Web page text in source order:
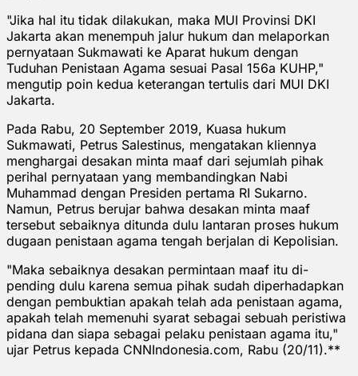
"Jika hal itu tidak dilakukan, maka MUI Provinsi DKI
Jakarta akan menempuh jalur hukum dan melaporkan
pernyataan Sukmawati ke Aparat hukum dengan
Tuduhan Penistaan Agama sesuai Pasal 156a KUHP,"
mengutip poin kedua keterangan tertulis dari MUI DKI
Jakarta.
Pada Rabu, 20 September 2019, Kuasa hukum
Sukmawati, Petrus Salestinus, mengatakan kliennya
menghargai desakan minta maaf dari sejumlah pihak
perihal pernyataan yang membandingkan Nabi
Muhammad dengan Presiden pertama RI Sukarno.
Namun, Petrus berujar bahwa desakan minta maaf
tersebut sebaiknya ditunda dulu lantaran proses hukum
dugaan penistaan agama tengah berjalan di Kepolisian.
"Maka sebaiknya desakan permintaan maaf itu di-
pending dulu karena semua pihak sudah diperhadapkan
dengan pembuktian apakah telah ada penistaan agama,
apakah telah memenuhi syarat sebagai sebuah peristiwa
pidana dan siapa sebagai pelaku penistaan agama itu,"
ujar Petrus kepada CNNIndonesia.com, Rabu (20/11).**